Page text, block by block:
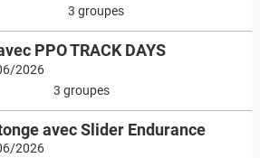
3 groupes
PPO TRACK DAYS
2026
3 groupes
avec Slider Endurance
2026